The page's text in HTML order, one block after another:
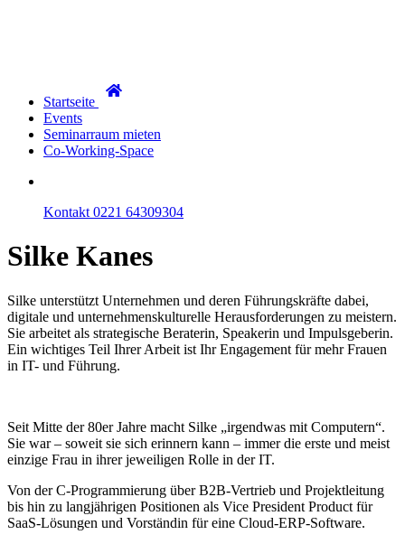
Startseite
Events
Seminarraum mieten
Co-Working-Space
Kontakt 0221 64309304
Silke Kanes
Silke unterstützt Unternehmen und deren Führungskräfte dabei,
digitale und unternehmenskulturelle Herausforderungen zu meistern.
Sie arbeitet als strategische Beraterin, Speakerin und Impulsgeberin.
Ein wichtiges Teil Ihrer Arbeit ist Ihr Engagement für mehr Frauen
in IT- und Führung.
Seit Mitte der 80er Jahre macht Silke „irgendwas mit Computern“.
Sie war – soweit sie sich erinnern kann – immer die erste und meist
einzige Frau in ihrer jeweiligen Rolle in der IT.
Von der C-Programmierung über B2B-Vertrieb und Projektleitung
bis hin zu langjährigen Positionen als Vice President Product für
SaaS-Lösungen und Vorständin für eine Cloud-ERP-Software.